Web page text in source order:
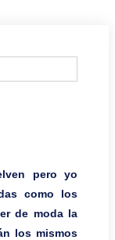
pero yo
como los
de moda la
los mismos